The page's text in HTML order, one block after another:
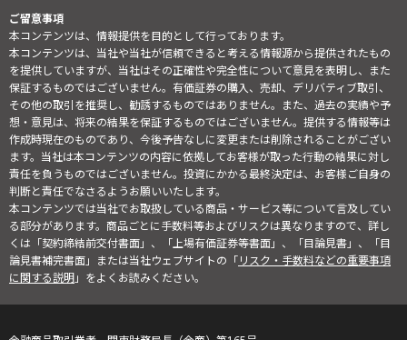
ご留意事項
本コンテンツは、情報提供を目的として行っております。
本コンテンツは、当社や当社が信頼できると考える情報源から提供されたもの
を提供していますが、当社はその正確性や完全性について意見を表明し、また
保証するものではございません。有価証券の購入、売却、デリバティブ取引、
その他の取引を推奨し、勧誘するものではありません。また、過去の実績や予
想・意見は、将来の結果を保証するものではございません。提供する情報等は
作成時現在のものであり、今後予告なしに変更または削除されることがござい
ます。当社は本コンテンツの内容に依拠してお客様が取った行動の結果に対し
責任を負うものではございません。投資にかかる最終決定は、お客様ご自身の
判断と責任でなさるようお願いいたします。
本コンテンツでは当社でお取扱している商品・サービス等について言及してい
る部分があります。商品ごとに手数料等およびリスクは異なりますので、詳し
くは「契約締結前交付書面」、「上場有価証券等書面」、「目論見書」、「目
論見書補完書面」または当社ウェブサイトの「リスク・手数料などの重要事項
に関する説明」をよくお読みください。